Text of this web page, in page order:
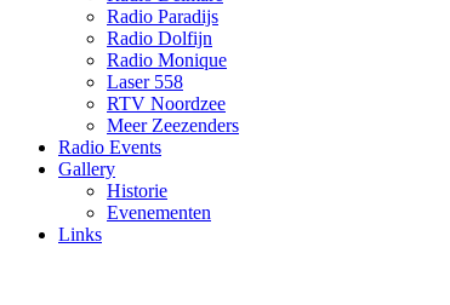
Radio Paradijs
Radio Dolfijn
Radio Monique
Laser 558
RTV Noordzee
Meer Zeezenders
Radio Events
Gallery
Historie
Evenementen
Links